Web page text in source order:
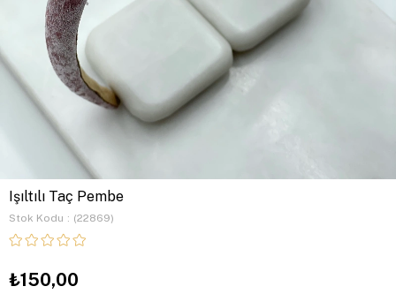
Işıltılı Taç Pembe
Stok Kodu (22869)
₺150,00